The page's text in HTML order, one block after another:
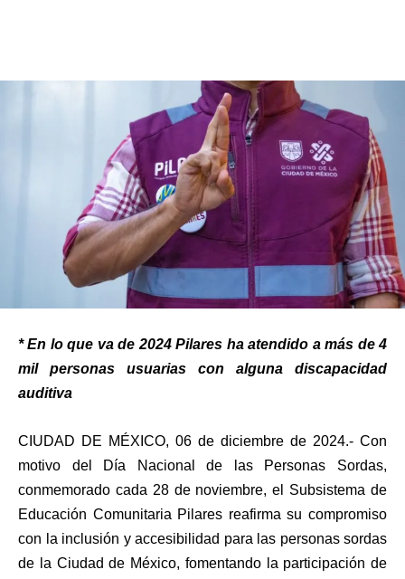
* En lo que va de 2024 Pilares ha atendido a más de 4
mil personas usuarias con alguna discapacidad
auditiva
CIUDAD DE MÉXICO, 06 de diciembre de 2024.- Con
motivo del Día Nacional de las Personas Sordas,
conmemorado cada 28 de noviembre, el Subsistema de
Educación Comunitaria Pilares reafirma su compromiso
con la inclusión y accesibilidad para las personas sordas
de la Ciudad de México, fomentando la participación de